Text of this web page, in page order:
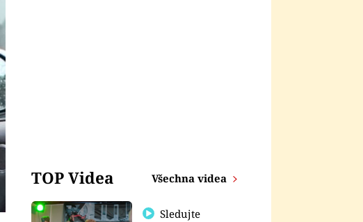
TOP Videa Všechna videa
Sledujte